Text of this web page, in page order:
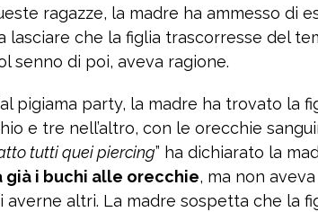
ragazze, la madre ha ammesso di
lasciare che la figlia trascorresse del
senno di poi, aveva ragione.
pigiama party, la madre ha trovato la
e tre nell’altro, con le orecchie
tutti quei piercing” ha dichiarato la
già i buchi alle orecchie, ma non
averne altri. La madre sospetta che la